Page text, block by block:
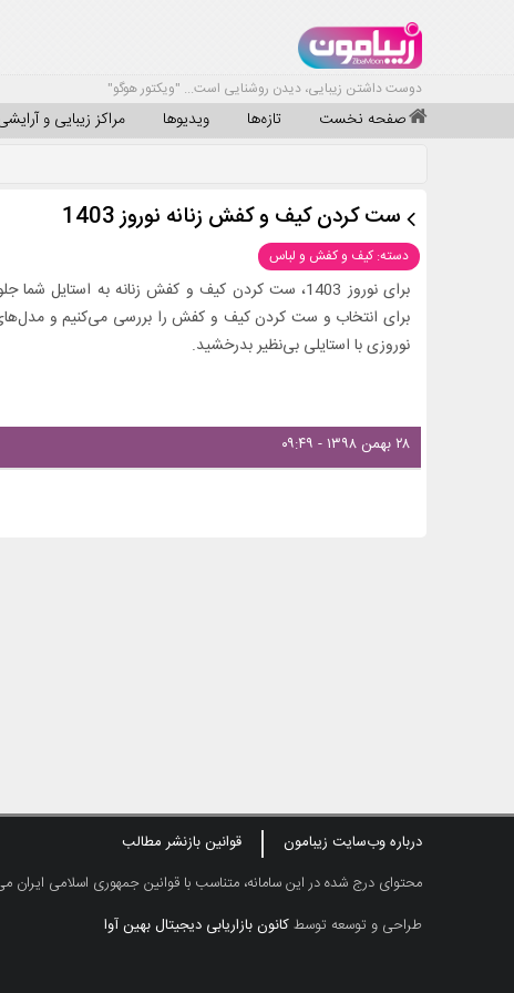
دوست داشتن زیبایی، دیدن روشنایی است... "ویکتور هوگو"
صفحه نخست تازه‌ها ویدیوها مراکز زیبایی و
ست کردن کیف و کفش زنانه نوروز 1403
دسته: کیف و کفش و لباس
برای نوروز 1403، ست کردن کیف و کفش زنانه به
برای انتخاب و ست کردن کیف و کفش را بررسی می‌کنیم و
نوروزی با استایلی بی‌نظیر بدرخشید.
۲۸ بهمن ۱۳۹۸ - ۰۹:۴۹
درباره وب‌سایت زیبامون
قوانین بازنشر مطالب
محتوای درج شده در این سامانه، متناسب با قوانین جمهوری اسلامی ایران
طراحی و توسعه توسطکانون بازاریابی دیجیتال بهین آوا